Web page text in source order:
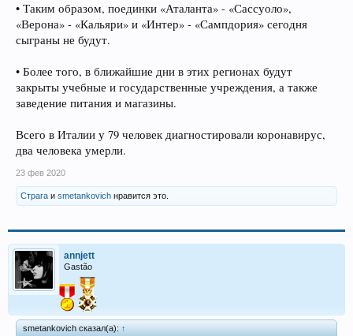
• Таким образом, поединки «Аталанта» - «Сассуоло»,
«Верона» - «Кальяри» и «Интер» - «Сампдория» сегодня
сыграны не будут.
• Более того, в ближайшие дни в этих регионах будут
закрыты учебные и государственные учреждения, а также
заведение питания и магазины.
Всего в Италии у 79 человек диагностировали коронавирус,
два человека умерли.
23 фев 2020
Страга и smetankovich нравится это.
annjett
Gastão
smetankovich сказал(а): ↑